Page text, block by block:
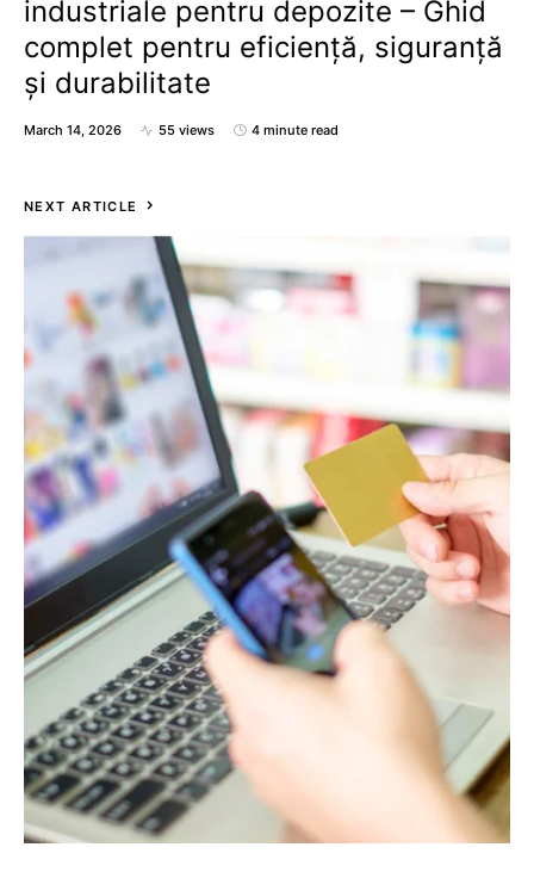
industriale pentru depozite – Ghid
complet pentru eficiență, siguranță
și durabilitate
March 14, 2026 55 views 4 minute read
NEXT ARTICLE